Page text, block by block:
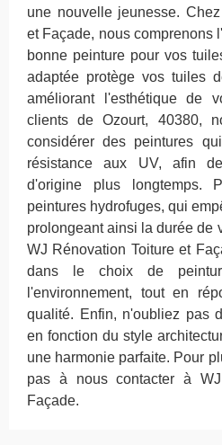
une nouvelle jeunesse.
et Façade, nous comprenons
bonne peinture pour vos
adaptée protège vos tuiles
améliorant l'esthétique de
clients de Ozourt, 40380,
considérer des peintures
résistance aux UV, afin
d'origine plus longtemps.
peintures hydrofuges, qui
prolongeant ainsi la durée de
WJ Rénovation Toiture et
dans le choix de
l'environnement, tout en
qualité. Enfin, n'oubliez pas
en fonction du style
une harmonie parfaite. Pour
pas à nous contacter à
Façade.